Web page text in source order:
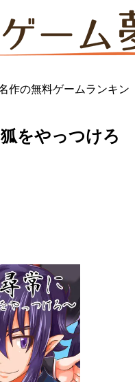
作の無料ゲームランキン
をやっつけろ